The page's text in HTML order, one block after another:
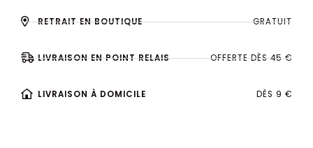
RETRAIT EN BOUTIQUE GRATUIT
LIVRAISON EN POINT RELAIS OFFERTE DÈS 45 €
LIVRAISON À DOMICILE DÈS 9 €